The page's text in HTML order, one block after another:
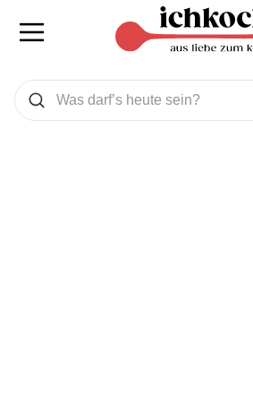
Was wollen Sie suchen
Suchen